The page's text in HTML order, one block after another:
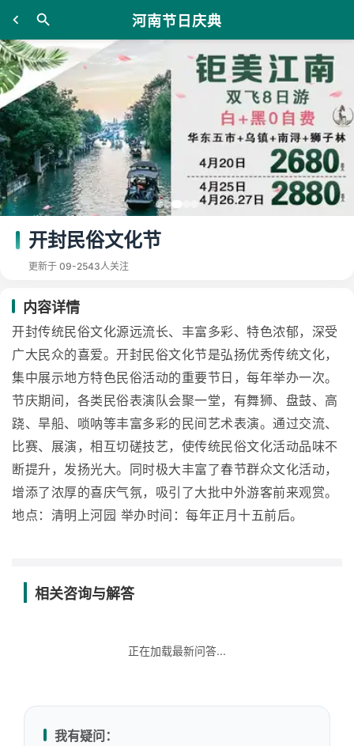
河南节日庆典
开封民俗文化节
更新于 09-2543人关注
内容详情
开封传统民俗文化源远流长、丰富多彩、特色浓郁，深受
广大民众的喜爱。开封民俗文化节是弘扬优秀传统文化，
集中展示地方特色民俗活动的重要节日，每年举办一次。
节庆期间，各类民俗表演队会聚一堂，有舞狮、盘鼓、高
跷、旱船、唢呐等丰富多彩的民间艺术表演。通过交流、
比赛、展演，相互切磋技艺，使传统民俗文化活动品味不
断提升，发扬光大。同时极大丰富了春节群众文化活动，
增添了浓厚的喜庆气氛，吸引了大批中外游客前来观赏。
地点：清明上河园 举办时间：每年正月十五前后。
相关咨询与解答
正在加载最新问答...
我有疑问：